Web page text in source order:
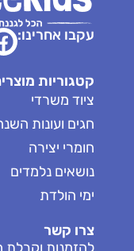
עקבו אחרינו:
קטגוריות
ציוד משרדי
חגים ועונות
חומרי יצירה
נושאים נלמדים
ימי הולדת
צרו קשר